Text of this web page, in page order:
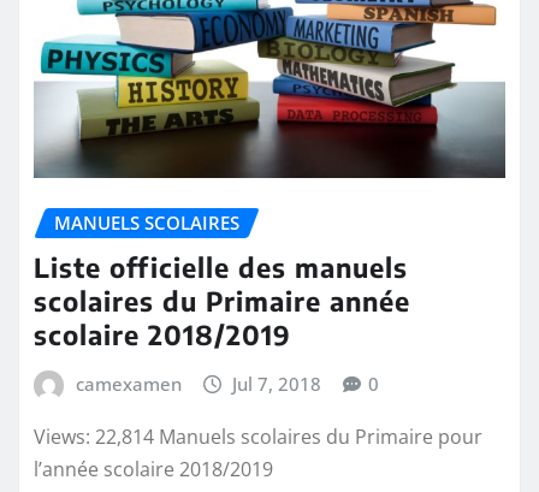
MANUELS SCOLAIRES
Liste officielle des manuels
scolaires du Primaire année
scolaire 2018/2019
camexamen Jul 7, 2018 0
Views: 22,814 Manuels scolaires du Primaire pour
l’année scolaire 2018/2019